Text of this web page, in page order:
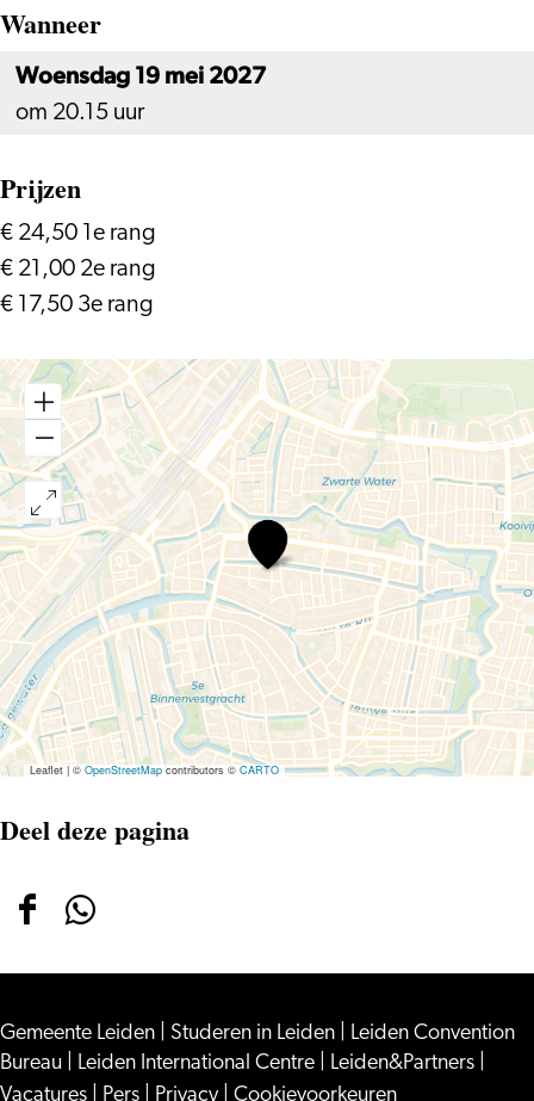
Wanneer
Woensdag 19 mei 2027
om 20.15 uur
Prijzen
€ 24,50 1e rang
€ 21,00 2e rang
€ 17,50 3e rang
Xclusiv
Company
–
Nature’s
Call
Leaflet|©OpenStreetMapcontributors ©CARTO
Deel deze pagina
Deel
op
Facebook
Deel
op
WhatsApp
Gemeente Leiden Studeren in Leiden
Leiden Convention
Bureau
Leiden International Centre Leiden&Partners
Vacatures
Pers Privacy Cookievoorkeuren